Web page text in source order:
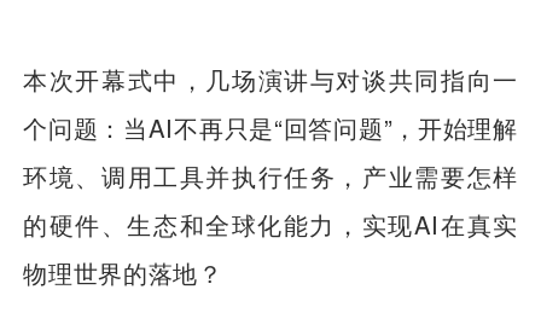
本次开幕式中，几场演讲与对谈共同指向一
个问题：当AI不再只是“回答问题”，开始理解
环境、调用工具并执行任务，产业需要怎样
的硬件、生态和全球化能力，实现AI在真实
物理世界的落地？